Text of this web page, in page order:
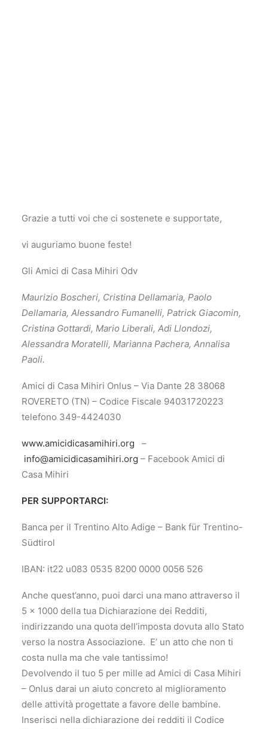
Grazie a tutti voi che ci sostenete e supportate,
vi auguriamo buone feste!
Gli Amici di Casa Mihiri Odv
Maurizio Boscheri, Cristina Dellamaria, Paolo
Dellamaria, Alessandro Fumanelli, Patrick Giacomin,
Cristina Gottardi, Mario Liberali, Adi Llondozi,
Alessandra Moratelli, Marianna Pachera, Annalisa
Paoli.
Amici di Casa Mihiri Onlus – Via Dante 28 38068
ROVERETO (TN) – Codice Fiscale 94031720223
telefono 349-4424030
www.amicidicasamihiri.org –
info@amicidicasamihiri.org – Facebook Amici di
Casa Mihiri
PER SUPPORTARCI:
Banca per il Trentino Alto Adige – Bank für Trentino-
Südtirol
IBAN: it22 u083 0535 8200 0000 0056 526
Anche quest’anno, puoi darci una mano attraverso il
5 x 1000 della tua Dichiarazione dei Redditi,
indirizzando una quota dell’imposta dovuta allo Stato
verso la nostra Associazione. E’ un atto che non ti
costa nulla ma che vale tantissimo!
Devolvendo il tuo 5 per mille ad Amici di Casa Mihiri
– Onlus darai un aiuto concreto al miglioramento
delle attività progettate a favore delle bambine.
Inserisci nella dichiarazione dei redditi il Codice